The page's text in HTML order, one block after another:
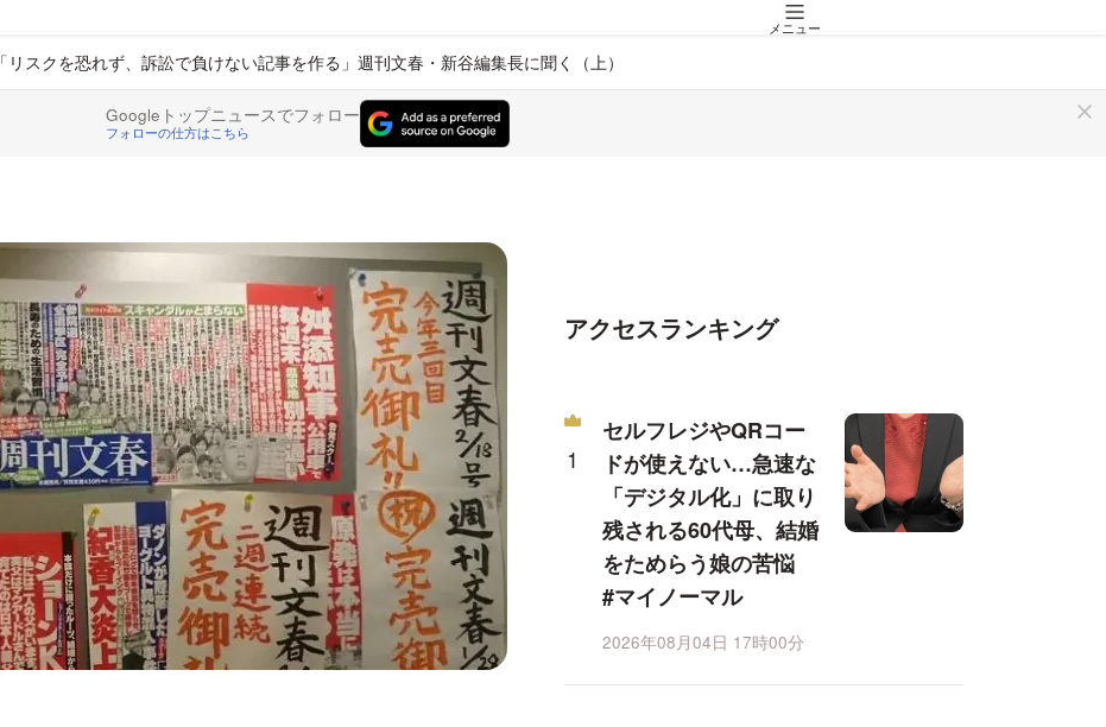
メニュー
「リスクを恐れず、訴訟で負けない記事を作る」週刊文春・新谷編集長に聞く（上）
Googleトップニュースでフォロー
フォローの仕方はこちら
アクセスランキング
セルフレジやQRコー
ドが使えない…急速な
「デジタル化」に取り
残される60代母、結婚
をためらう娘の苦悩
#マイノーマル
2026年08月04日 17時00分